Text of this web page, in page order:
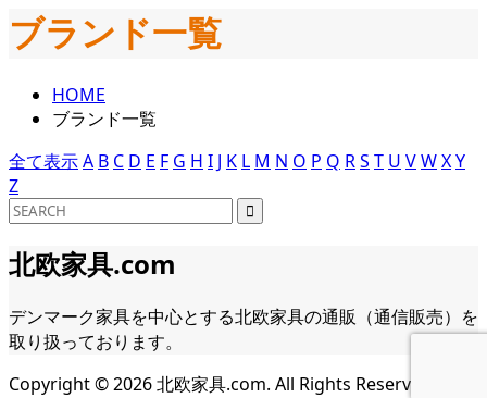
ブランド一覧
HOME
ブランド一覧
全て表示A B C D E F G H I J K L M N O P Q RS T U VWXY
Z
北欧家具.com
デンマーク家具を中心とする北欧家具の通販（通信販売）を
取り扱っております。
Copyright ©2026北欧家具.com. All Rights Reserved.